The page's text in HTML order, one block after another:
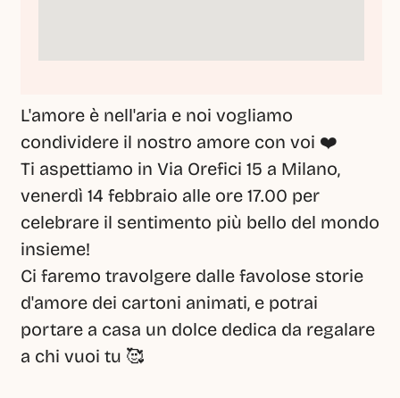
L'amore è nell'aria e noi vogliamo
condividere il nostro amore con voi ❤️
Ti aspettiamo in Via Orefici 15 a Milano,
venerdì 14 febbraio alle ore 17.00 per
celebrare il sentimento più bello del mondo
insieme!
Ci faremo travolgere dalle favolose storie
d'amore dei cartoni animati, e potrai
portare a casa un dolce dedica da regalare
a chi vuoi tu 🥰